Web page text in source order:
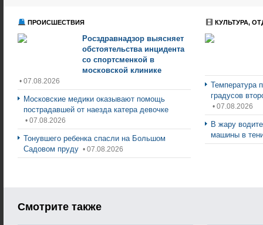
ПРОИСШЕСТВИЯ
Росздравнадзор выясняет
обстоятельства инцидента
со спортсменкой в
московской клинике
• 07.08.2026
Московские медики оказывают помощь
пострадавшей от наезда катера девочке
• 07.08.2026
Тонувшего ребенка спасли на Большом
Садовом пруду • 07.08.2026
КУЛЬТУРА,
Температура
градусов
• 07.08.2026
В жару
машины в
Смотрите также